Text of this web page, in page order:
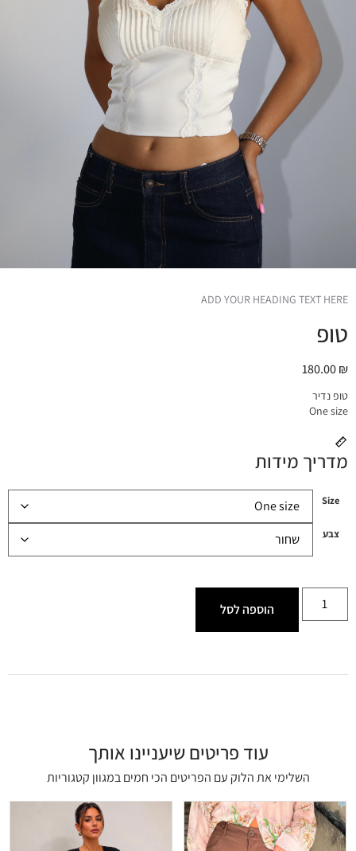
ADD YOUR HEADING TEXT HERE
טופ
180.00₪
טופ נדיר
One size
מדריך מידות
Size
צבע
הוספה לסל
עוד פריטים שיעניינו אותך
השלימי את הלוק עם הפריטים הכי חמים במגוון קטגוריות